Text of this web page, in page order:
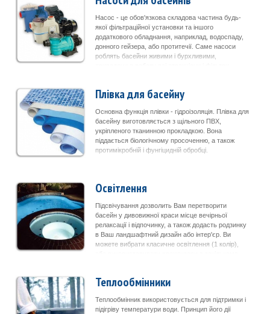
Насос - це обов'язкова складова частина будь-
якої фільтраційної установки та іншого
додаткового обладнання, наприклад, водоспаду,
донного гейзера, або протитечії. Саме насоси
роблять басейни живими і бурхливими,
Плівка для басейну
­Основна функція плівки - гідроізоляція. Плівка для
басейну виготовляється з щільного ПВХ,
укріпленого тканинною прокладкою. Вона
піддається біологічному просоченню, а також
протимікробній і фунгіцидній обробці.
Освітлення
Підсвічування дозволить Вам перетворити
басейн у дивовижної краси місце вечірньої
релаксації і відпочинку, а також додасть родзинку
в Ваш ландшафтний дизайн або інтер'єр. Ви
можете вибрати класичне освітлення (1 колір),
Теплообмінники
Теплообмінник використовується для підтримки і
підігріву температури води. Принцип його дії